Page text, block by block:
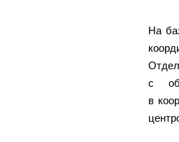
На
с
в